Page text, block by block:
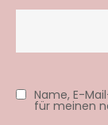
Name, E-
für meinen